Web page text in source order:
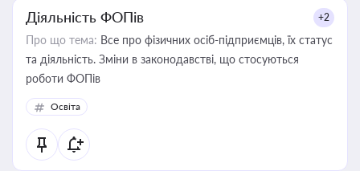
Діяльність ФОПів +2
Про що тема: Все про фізичних осіб-підприємців, їх статус
та діяльність. Зміни в законодавстві, що стосуються
роботи ФОПів
Освіта